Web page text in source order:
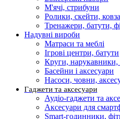
М'ячі, стрибуни
Ролики, скейти,
Тренажери, батути,
Надувні вироби
Матраси та меблі
Ігрові центри, батути
Круги, нарукавники,
Басейни і аксесуари
Насоси, човни,
Гаджети та аксесуари
Аудіо-гаджети та
Аксесуари для
Smart-годинники,